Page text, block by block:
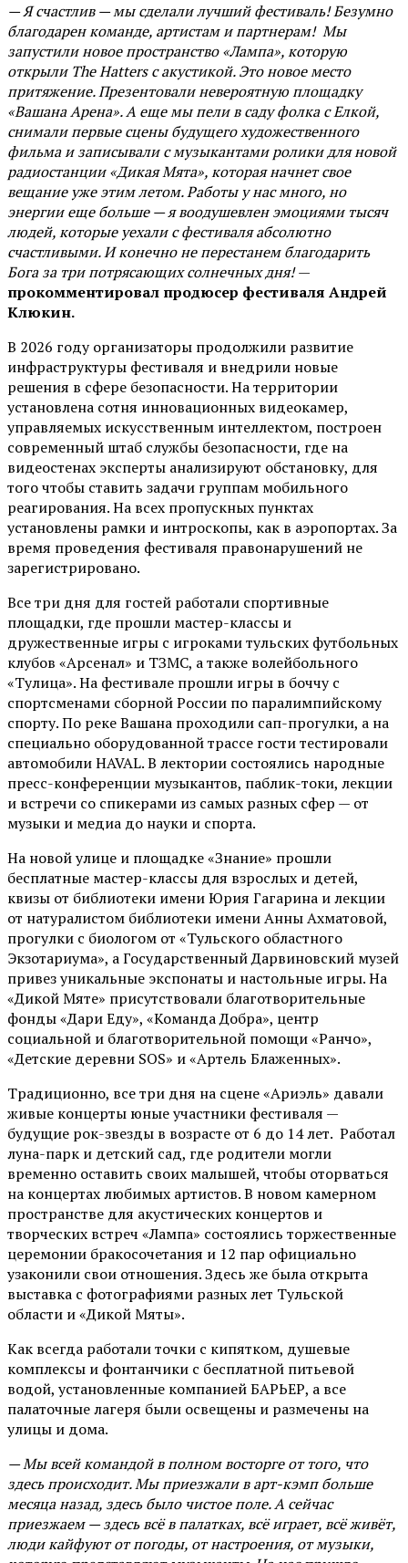
— Я счастлив — мы сделали лучший фестиваль! Безумно
благодарен команде, артистам и партнерам! Мы
запустили новое пространство «Лампа», которую
открыли The Hatters с акустикой. Это новое место
притяжение. Презентовали невероятную площадку
«Вашана Арена». А еще мы пели в саду фолка с Елкой,
снимали первые сцены будущего художественного
фильма и записывали с музыкантами ролики для новой
радиостанции «Дикая Мята», которая начнет свое
вещание уже этим летом. Работы у нас много, но
энергии еще больше — я воодушевлен эмоциями тысяч
людей, которые уехали с фестиваля абсолютно
счастливыми. И конечно не перестанем благодарить
Бога за три потрясающих солнечных дня!—
прокомментировал продюсер фестиваля Андрей
Клюкин.
В 2026 году организаторы продолжили развитие
инфраструктуры фестиваля и внедрили новые
решения в сфере безопасности. На территории
установлена сотня инновационных видеокамер,
управляемых искусственным интеллектом, построен
современный штаб службы безопасности, где на
видеостенах эксперты анализируют обстановку, для
того чтобы ставить задачи группам мобильного
реагирования. На всех пропускных пунктах
установлены рамки и интроскопы, как в аэропортах. За
время проведения фестиваля правонарушений не
зарегистрировано.
Все три дня для гостей работали спортивные
площадки, где прошли мастер-классы и
дружественные игры с игроками тульских футбольных
клубов «Арсенал» и ТЗМС, а также волейбольного
«Тулица». На фестивале прошли игры в боччу с
спортсменами сборной России по паралимпийскому
спорту. По реке Вашана проходили сап-прогулки, а на
специально оборудованной трассе гости тестировали
автомобили HAVAL. В лектории состоялись народные
пресс-конференции музыкантов, паблик-токи, лекции
и встречи со спикерами из самых разных сфер — от
музыки и медиа до науки и спорта.
На новой улице и площадке «Знание» прошли
бесплатные мастер-классы для взрослых и детей,
квизы от библиотеки имени Юрия Гагарина и лекции
от натуралистом библиотеки имени Анны Ахматовой,
прогулки с биологом от «Тульского областного
Экзотариума», а Государственный Дарвиновский музей
привез уникальные экспонаты и настольные игры. На
«Дикой Мяте» присутствовали благотворительные
фонды «Дари Еду», «Команда Добра», центр
социальной и благотворительной помощи «Ранчо»,
«Детские деревни SOS» и «Артель Блаженных».
Традиционно, все три дня на сцене«Ариэль» давали
живые концерты юные участники фестиваля —
будущие рок-звезды в возрасте от 6 до 14 лет. Работал
луна-парк и детский сад, где родители могли
временно оставить своих малышей, чтобы оторваться
на концертах любимых артистов. В новом камерном
пространстве для акустических концертов и
творческих встреч «Лампа» состоялись торжественные
церемонии бракосочетания и 12 пар официально
узаконили свои отношения. Здесь же была открыта
выставка с фотографиями разных лет Тульской
области и «Дикой Мяты».
Как всегда работали точки с кипятком, душевые
комплексы и фонтанчики с бесплатной питьевой
водой, установленные компанией БАРЬЕР, а все
палаточные лагеря были освещены и размечены на
улицы и дома.
— Мы всей командой в полном восторге от того, что
здесь происходит. Мы приезжали в арт-кэмп больше
месяца назад, здесь было чистое поле. А сейчас
приезжаем — здесь всё в палатках, всё играет, всё живёт,
люди кайфуют от погоды, от настроения, от музыки,